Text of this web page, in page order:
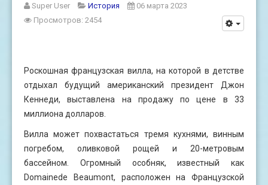
Super User История
06 марта 2023
Просмотров: 2454
Роскошная французская вилла, на которой в детстве
отдыхал будущий американский президент Джон
Кеннеди, выставлена на продажу по цене в 33
миллиона долларов.
Вилла может похвастаться тремя кухнями, винным
погребом, оливковой рощей и 20-метровым
бассейном. Огромный особняк, известный как
Domainede Beaumont, расположен на Французской